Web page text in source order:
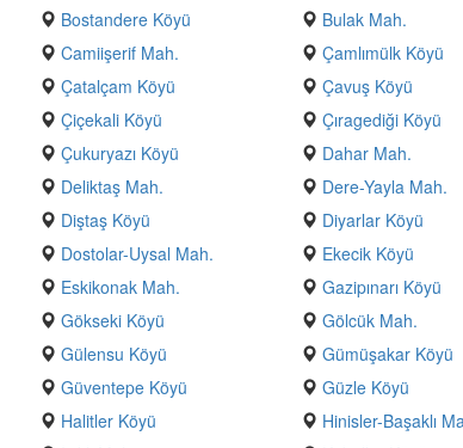
Bostandere Köyü
Bulak Mah.
Camiişerif Mah.
Çamlımülk Köyü
Çatalçam Köyü
Çavuş Köyü
Çiçekali Köyü
Çıragediği Köyü
Çukuryazı Köyü
Dahar Mah.
Deliktaş Mah.
Dere-Yayla Mah.
Diştaş Köyü
Diyarlar Köyü
Dostolar-Uysal Mah.
Ekecik Köyü
Eskikonak Mah.
Gazipınarı Köyü
Gökseki Köyü
Gölcük Mah.
Gülensu Köyü
Gümüşakar Köyü
Güventepe Köyü
Güzle Köyü
Halitler Köyü
Hinisler-Başaklı